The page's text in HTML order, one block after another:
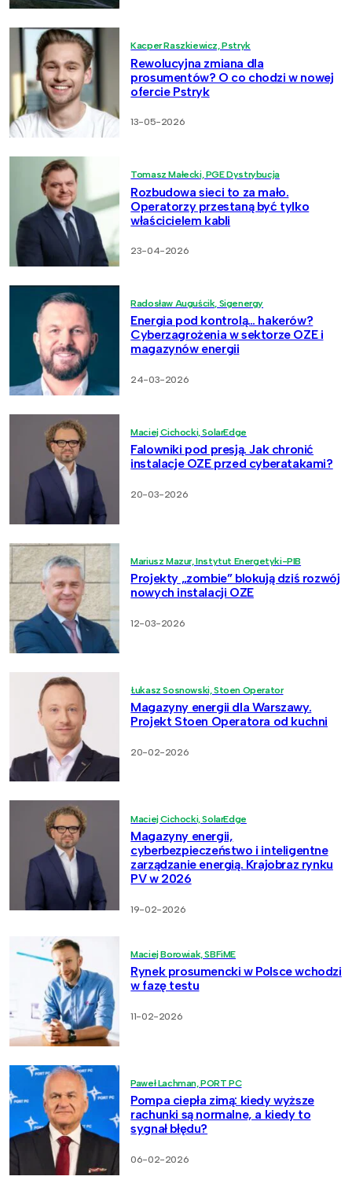
Kacper Raszkiewicz, Pstryk
Rewolucyjna zmiana dla
prosumentów? O co chodzi w nowej
ofercie Pstryk
13-05-2026
Tomasz Małecki, PGE Dystrybucja
Rozbudowa sieci to za mało.
Operatorzy przestaną być tylko
właścicielem kabli
23-04-2026
Radosław Auguścik, Sigenergy
Energia pod kontrolą… hakerów?
Cyberzagrożenia w sektorze OZE i
magazynów energii
24-03-2026
Maciej Cichocki, SolarEdge
Falowniki pod presją. Jak chronić
instalacje OZE przed cyberatakami?
20-03-2026
Mariusz Mazur, Instytut Energetyki-PIB
Projekty „zombie” blokują dziś rozwój
nowych instalacji OZE
12-03-2026
Łukasz Sosnowski, Stoen Operator
Magazyny energii dla Warszawy.
Projekt Stoen Operatora od kuchni
20-02-2026
Maciej Cichocki, SolarEdge
Magazyny energii,
cyberbezpieczeństwo i inteligentne
zarządzanie energią. Krajobraz rynku
PV w 2026
19-02-2026
Maciej Borowiak, SBFiME
Rynek prosumencki w Polsce wchodzi
w fazę testu
11-02-2026
Paweł Lachman, PORT PC
Pompa ciepła zimą: kiedy wyższe
rachunki są normalne, a kiedy to
sygnał błędu?
06-02-2026